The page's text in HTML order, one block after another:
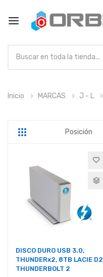
alInicio MARCAS J - L
Parrilla
DISCO DURO USB 3.0,
THUNDERx2, 8TB LACIE D2
THUNDERBOLT 2